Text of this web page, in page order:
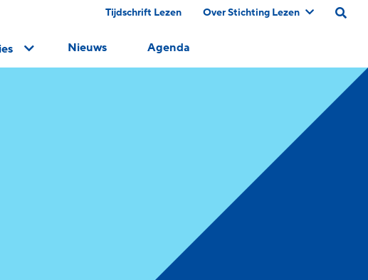
Tijdschrift Lezen Over Stichting Lezen
Nieuws Agenda